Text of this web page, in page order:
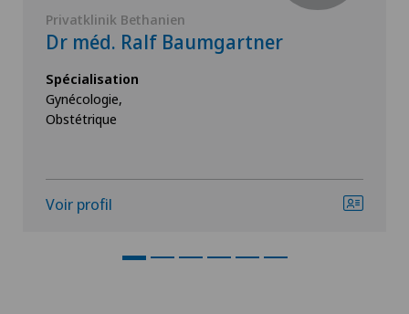
Privatklinik Bethanien
Dr méd. Ralf Baumgartner
Spécialisation
Gynécologie,
Obstétrique
Voir profil